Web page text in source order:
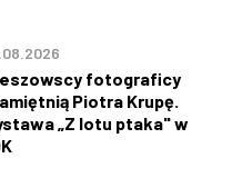
fotograficy
Piotra Krupę.
„Z lotu ptaka" w